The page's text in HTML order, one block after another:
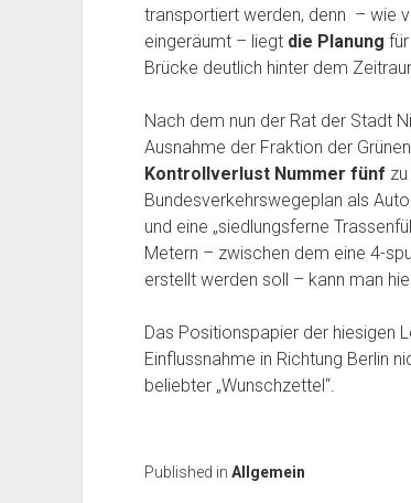
transportiert werden, denn – wie
eingeräumt – liegt die Planung
Brücke deutlich hinter dem
Nach dem nun der Rat der Stadt
Ausnahme der Fraktion der
Kontrollverlust Nummer fünf
Bundesverkehrswegeplan als
und eine „siedlungsferne
Metern – zwischen dem eine 4-
erstellt werden soll – kann man
Das Positionspapier der hiesigen
Einflussnahme in Richtung Berlin
beliebter „Wunschzettel“.
Published in Allgemein